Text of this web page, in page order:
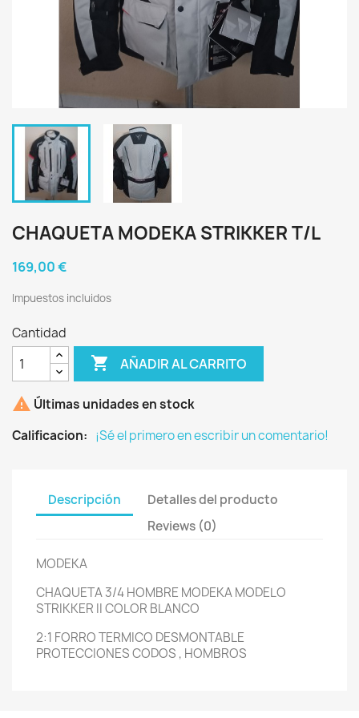
CHAQUETA MODEKA STRIKKER T/L
169,00 €
Impuestos incluidos
Cantidad
 AÑADIR AL CARRITO
 Últimas unidades en stock
Calificacion: ¡Sé el primero en escribir un comentario!
Descripción
Detalles del producto
Reviews (0)
MODEKA
CHAQUETA 3/4 HOMBRE MODEKA MODELO
STRIKKER II COLOR BLANCO
2:1 FORRO TERMICO DESMONTABLE
PROTECCIONES CODOS , HOMBROS